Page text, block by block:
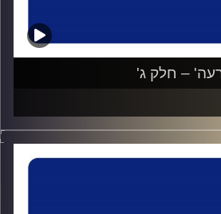
– חלק ג'
בהפרעה', כנס התקשורת השנתי
באוניברסיטת רייכמן, יפעת